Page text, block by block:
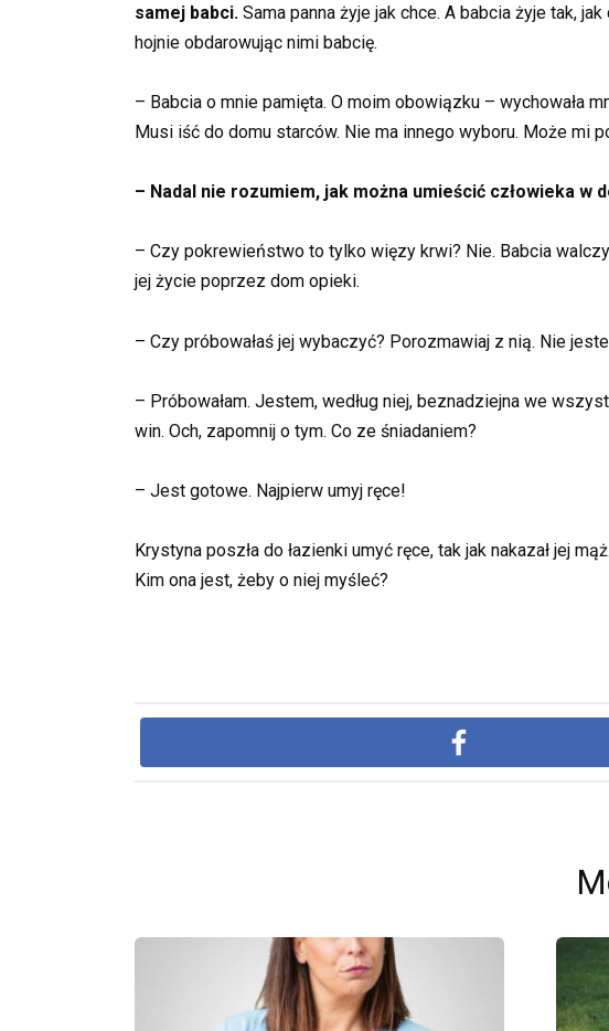
samej babci. Sama panna żyje jak chce. A babcia żyje tak,
hojnie obdarowując nimi babcię.
– Babcia o mnie pamięta. O moim obowiązku – wychowała
Musi iść do domu starców. Nie ma innego wyboru. Może mi
– Nadal nie rozumiem, jak można umieścić człowieka w
– Czy pokrewieństwo to tylko więzy krwi? Nie. Babcia
jej życie poprzez dom opieki.
– Czy próbowałaś jej wybaczyć? Porozmawiaj z nią. Nie
– Próbowałam. Jestem, według niej, beznadziejna we
win. Och, zapomnij o tym. Co ze śniadaniem?
– Jest gotowe. Najpierw umyj ręce!
Krystyna poszła do łazienki umyć ręce, tak jak nakazał jej
Kim ona jest, żeby o niej myśleć?